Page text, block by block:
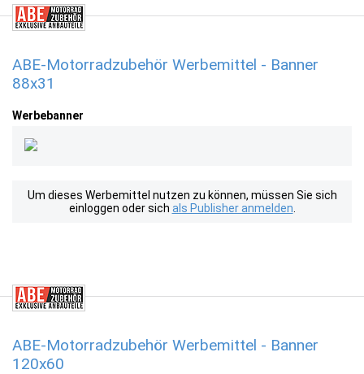
ABE-Motorradzubehör Werbemittel - Banner
88x31
Werbebanner
Um dieses Werbemittel nutzen zu können, müssen Sie sich
einloggen oder sich als Publisher anmelden
ABE-Motorradzubehör Werbemittel - Banner
120x60